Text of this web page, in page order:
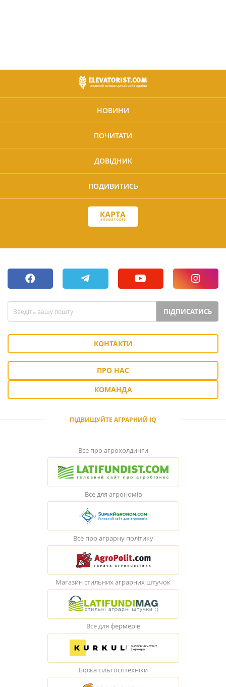
НОВИНИ
ПОЧИТАТИ
ДОВІДНИК
ПОДИВИТИСЬ
ПІДПИСАТИСЬ
КОНТАКТИ
ПРО НАС
КОМАНДА
ПІДВИЩУЙТЕ АГРАРНИЙ IQ
Все про агрохолдинги
Все для агрономів
Все про аграрну політику
Магазин стильних аграрних штучок
Все для фермерів
Біржа сільгосптехніки